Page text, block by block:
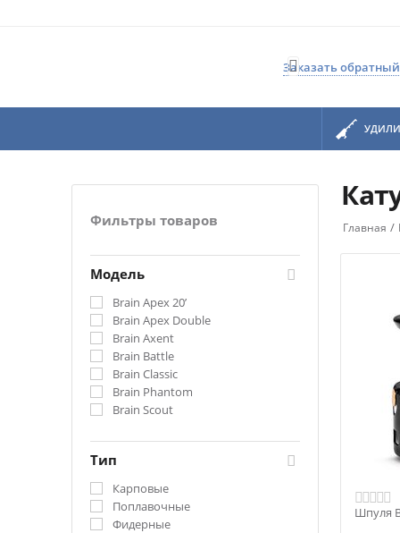

Заказать
Фильтры товаров
Модель
Brain Apex 20’
Brain Apex Double
Brain Axent
Brain Battle
Brain Classic
Brain Phantom
Brain Scout
Тип
Карповые
Поплавочные
Фидерные
Главная /
Шпуля